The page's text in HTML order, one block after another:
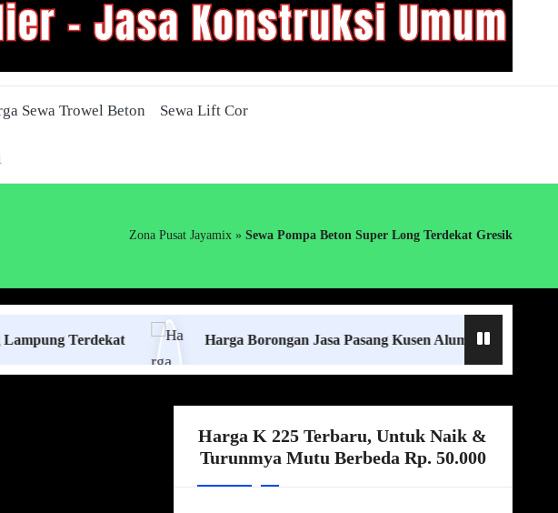
Sewa Trowel Beton Sewa Lift Cor
Zona Pusat Jayamix » Sewa Pompa Beton Super Long Terdekat Gresik
Terdekat Harga Borongan Jasa Pasang Kusen Aluminium Lampung
Harga K 225 Terbaru, Untuk Naik &
Turunmya Mutu Berbeda Rp. 50.000